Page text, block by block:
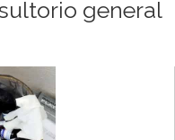
general